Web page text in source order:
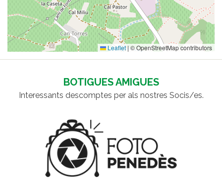
Leaflet | © OpenStreetMap contributors
BOTIGUES AMIGUES
Interessants descomptes per als nostres Socis/es.